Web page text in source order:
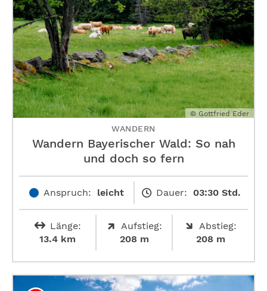
© Gottfried Eder
WANDERN
Wandern Bayerischer Wald: So nah
und doch so fern
Anspruch: leicht Dauer: 03:30 Std.
Länge:
13.4 km
Aufstieg:
208 m
Abstieg:
208 m